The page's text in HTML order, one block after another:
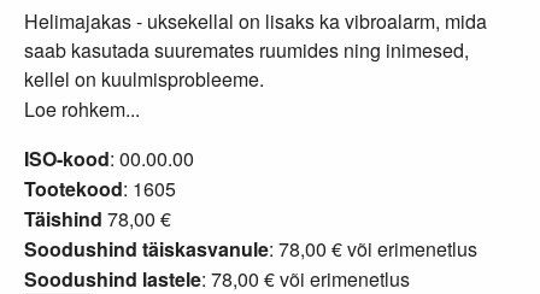
Helimajakas - uksekellal on lisaks ka vibroalarm, mida
saab kasutada suuremates ruumides ning inimesed,
kellel on kuulmisprobleeme.
Loe rohkem...
ISO-kood: 00.00.00
Tootekood: 1605
Täishind 78,00 €
Soodushind täiskasvanule: 78,00 € või erimenetlus
Soodushind lastele: 78,00 € või erimenetlus